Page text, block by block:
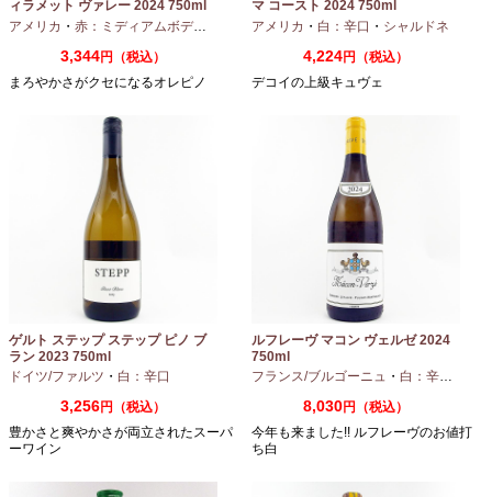
ィラメット ヴァレー 2024 750ml
アメリカ ・ 赤：ミディアムボディ ピノノワール
3,344円（税込）
まろやかさがクセになるオレピノ
マ コースト 2024 750ml
アメリカ ・ 白：辛口 ・ シャルドネ
4,224円（税込）
デコイの上級キュヴェ
ゲルト ステップ ステップ ピノ ブ
ラン 2023 750ml
ドイツ/ファルツ ・ 白：辛口
3,256円（税込）
豊かさと爽やかさが両立されたスーパ
ーワイン
ルフレーヴ マコン ヴェルゼ 2024
750ml
フランス/ブルゴーニュ ・ 白：辛口
8,030円（税込）
今年も来ました!! ルフレーヴのお値打
ち白